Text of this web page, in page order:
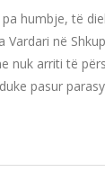
humbje, të
Vardari në
nuk arriti të
pasur